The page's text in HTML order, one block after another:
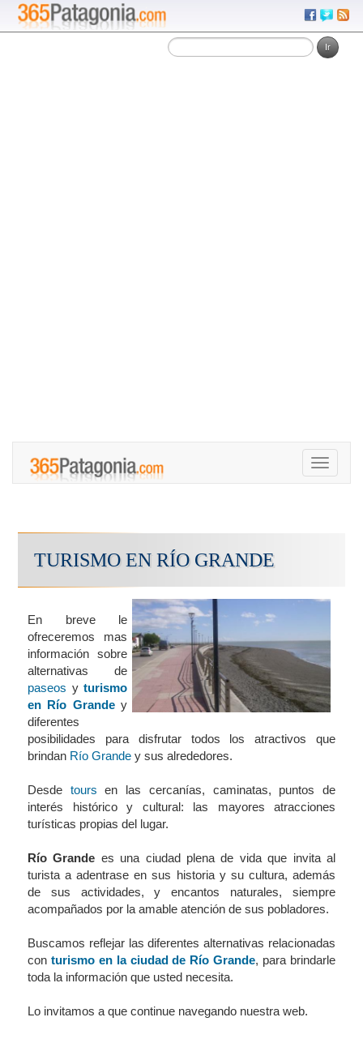
Toggle
TURISMO EN RÍO GRANDE
En breve le
ofreceremos mas
información sobre
alternativas de
paseos y turismo
en Río Grandey
diferentes
posibilidades para disfrutar todos los atractivos que
brindan Río Grande y sus alrededores.
Desde tours en las cercanías, caminatas, puntos de
interés histórico y cultural: las mayores atracciones
turísticas propias del lugar.
Río Grande es una ciudad plena de vida que invita al
turista a adentrase en sus historia y su cultura, además
de sus actividades, y encantos naturales, siempre
acompañados por la amable atención de sus pobladores.
Buscamos reflejar las diferentes alternativas relacionadas
con turismo en la ciudad de Río Grande, para brindarle
toda la información que usted necesita.
Lo invitamos a que continue navegando nuestra web.